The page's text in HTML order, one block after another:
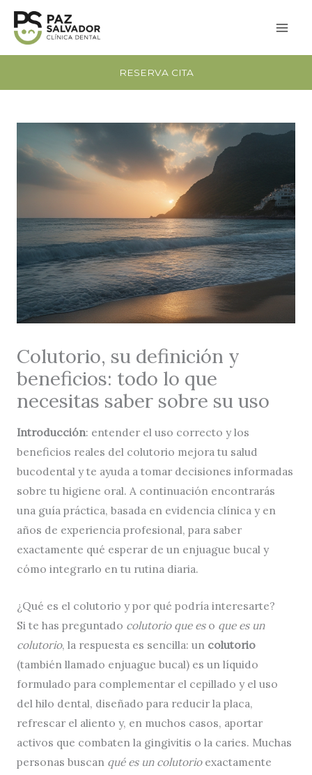
contenido
RESERVA CITA
Colutorio, su definición y
beneficios: todo lo que
necesitas saber sobre su uso
Introducción: entender el uso correcto y los
beneficios reales del colutorio mejora tu salud
bucodental y te ayuda a tomar decisiones informadas
sobre tu higiene oral. A continuación encontrarás
una guía práctica, basada en evidencia clínica y en
años de experiencia profesional, para saber
exactamente qué esperar de un enjuague bucal y
cómo integrarlo en tu rutina diaria.
¿Qué es el colutorio y por qué podría interesarte?
Si te has preguntado colutorio que eso que es un
colutorio, la respuesta es sencilla: un colutorio
(también llamado enjuague bucal) es un líquido
formulado para complementar el cepillado y el uso
del hilo dental, diseñado para reducir la placa,
refrescar el aliento y, en muchos casos, aportar
activos que combaten la gingivitis o la caries. Muchas
personas buscan qué es un colutorioexactamente